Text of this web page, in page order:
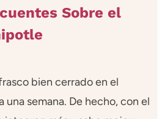
Sobre el
bien cerrado en el
semana. De hecho, con el